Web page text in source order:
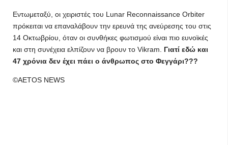
Εντωμεταξύ, οι χειριστές του Lunar Reconnaissance Orbiter
πρόκειται να επαναλάβουν την ερευνά της ανεύρεσης του στις
14 Οκτωβρίου, όταν οι συνθήκες φωτισμού είναι πιο ευνοϊκές
και στη συνέχεια ελπίζουν να βρουν το Vikram.
Γιατί εδώ και
47 χρόνια δεν έχει πάει ο άνθρωπος στο Φεγγάρι???
©AETOS NEWS